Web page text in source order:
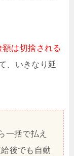
は切捨される
、いきなり延
一括で払え
後でも自動